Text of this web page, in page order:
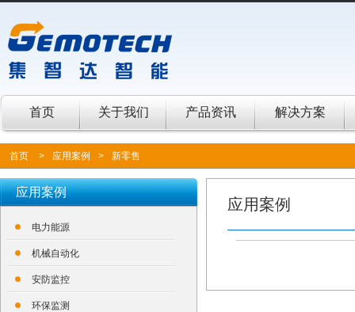
首页 关于我们 产品资讯 解决方案
首页 > 应用案例 > 新零售
应用案例
电力能源
机械自动化
安防监控
环保监测
应用案例